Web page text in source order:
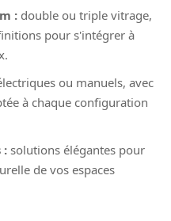
: double ou triple vitrage,
pour s'intégrer à
ou manuels, avec
à chaque configuration
: solutions élégantes pour
de vos espaces